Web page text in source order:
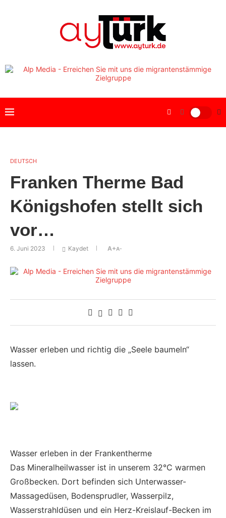
DEUTSCH
Franken Therme Bad
Königshofen stellt sich
vor…
6. Juni 2023 Kaydet A+A-
Wasser erleben und richtig die „Seele baumeln“
lassen.
Wasser erleben in der Frankentherme
Das Mineralheilwasser ist in unserem 32°C warmen
Großbecken. Dort befinden sich Unterwasser-
Massagedüsen, Bodensprudler, Wasserpilz,
Wasserstrahldüsen und ein Herz-Kreislauf-Becken im